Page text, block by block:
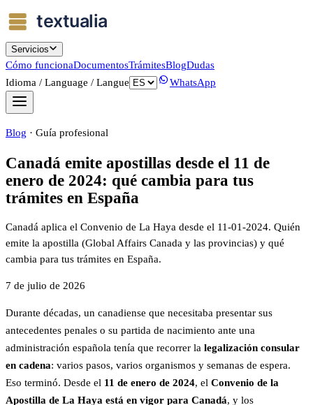
Servicios
Cómo funcionaDocumentosTrámitesBlogDudas
Idioma / Language / Langue
WhatsApp
Blog · Guía profesional
Canadá emite apostillas desde el 11 de
enero de 2024: qué cambia para tus
trámites en España
Canadá aplica el Convenio de La Haya desde el 11-01-2024. Quién
emite la apostilla (Global Affairs Canada y las provincias) y qué
cambia para tus trámites en España.
7 de julio de 2026
Durante décadas, un canadiense que necesitaba presentar sus
antecedentes penales o su partida de nacimiento ante una
administración española tenía que recorrer la legalización consular
en cadena: varios pasos, varios organismos y semanas de espera.
Eso terminó. Desde el 11 de enero de 2024, el Convenio de la
Apostilla de La Haya está en vigor para Canadá, y los